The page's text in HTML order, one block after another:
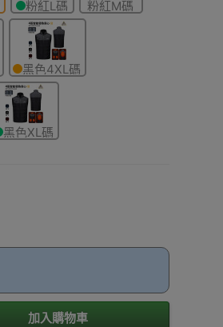
粉紅L碼 粉紅M碼
黑色4XL碼
黑色XL碼
加入購物車